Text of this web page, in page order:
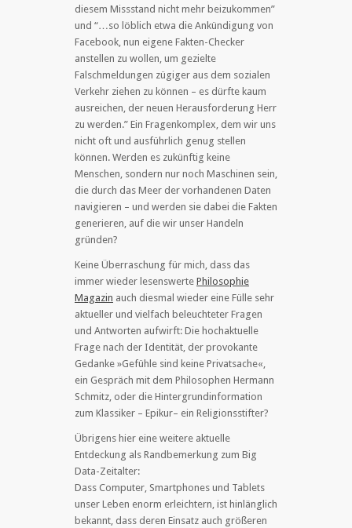
diesem Missstand nicht mehr beizukommen”
und “…so löblich etwa die Ankündigung von
Facebook, nun eigene Fakten-Checker
anstellen zu wollen, um gezielte
Falschmeldungen zügiger aus dem sozialen
Verkehr ziehen zu können – es dürfte kaum
ausreichen, der neuen Herausforderung Herr
zu werden.” Ein Fragenkomplex, dem wir uns
nicht oft und ausführlich genug stellen
können. Werden es zukünftig keine
Menschen, sondern nur noch Maschinen sein,
die durch das Meer der vorhandenen Daten
navigieren – und werden sie dabei die Fakten
generieren, auf die wir unser Handeln
gründen?
Keine Überraschung für mich, dass das
immer wieder lesenswerte Philosophie
Magazin auch diesmal wieder eine Fülle sehr
aktueller und vielfach beleuchteter Fragen
und Antworten aufwirft: Die hochaktuelle
Frage nach der Identität, der provokante
Gedanke »Gefühle sind keine Privatsache«,
ein Gespräch mit dem Philosophen Hermann
Schmitz, oder die Hintergrundinformation
zum Klassiker – Epikur– ein Religionsstifter?
Übrigens hier eine weitere aktuelle
Entdeckung als Randbemerkung zum Big
Data-Zeitalter:
Dass Computer, Smartphones und Tablets
unser Leben enorm erleichtern, ist hinlänglich
bekannt, dass deren Einsatz auch größeren